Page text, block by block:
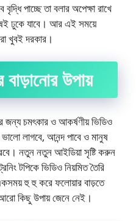
পাচ্ছে তা বলার অপেক্ষা রাখে
ঢুকে যাবে। আর এই সময়ে
খুবই দরকার।
উপায়
চমৎকার ও আকর্ষণীয় ভিডিও
লাগবে, আনন্দ পাবে ও মানুষ
নতুন নতুন আইডিয়া সৃষ্টি করুন
টপিকে ভিডিও নিয়মিত তৈরি
হু হু করে ফলোয়ার বাড়তে
কিছু উপায় জেনে নেই।